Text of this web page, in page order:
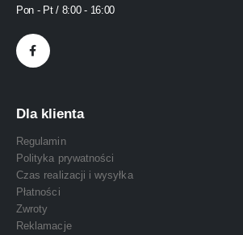
Pon - Pt / 8:00 - 16:00
Dla klienta
Regulamin
Polityka prywatności
Czas realizacji i wysyłka
Płatności
Zwroty
Reklamacje